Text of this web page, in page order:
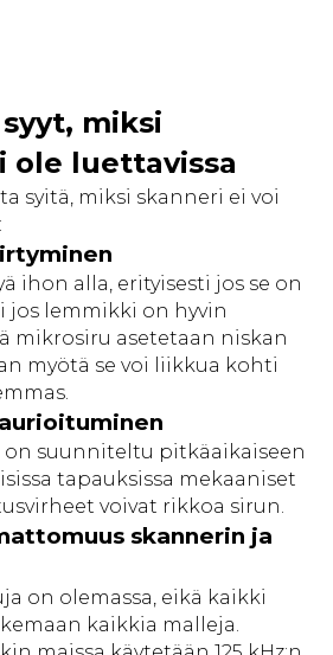
miksi
ole luettavissa
syitä, miksi skanneri ei voi
ihon alla, erityisesti jos se on
jos lemmikki on hyvin
mikrosiru asetetaan niskan
myötä se voi liikkua kohti
suunniteltu pitkäaikaiseen
tapauksissa mekaaniset
voivat rikkoa sirun.
skannerin ja
on olemassa, eikä kaikki
kaikkia malleja.